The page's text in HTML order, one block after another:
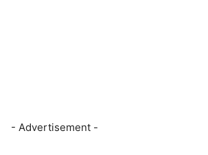
- Advertisement -